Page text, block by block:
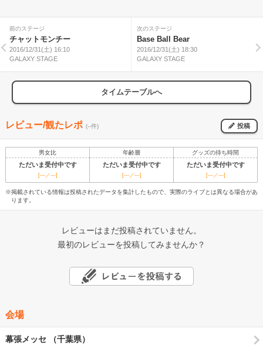
前のステージ
チャットモンチー
2016/12/31(土) 16:10
GALAXY STAGE
次のステージ
Base Ball Bear
2016/12/31(土) 18:30
GALAXY STAGE
タイムテーブルへ
レビュー/観たレポ (--件) 投稿
男女比 年齢層 グッズの待ち時間
ただいま受付中です ただいま受付中です ただいま受付中です
[---／---] [---／---] [---／---]
※掲載されている情報は投稿されたデータを集計したもので、実際のライブとは異なる場合があ
ります。
レビューはまだ投稿されていません。
最初のレビューを投稿してみませんか？
会場
幕張メッセ （千葉県）